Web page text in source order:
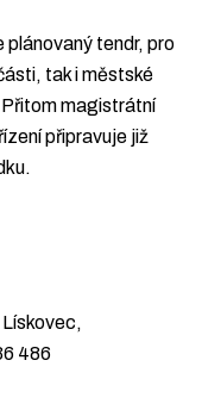
plánovaný tendr, pro
tak i městské
magistrátní
připravuje již
486